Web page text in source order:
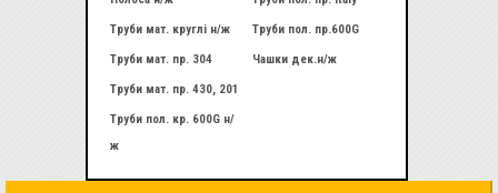
Труби мат. круглі н/ж
Труби мат. пр. 304
Труби мат. пр. 430, 201
Труби пол. кр. 600G н/
ж
Труби пол. пр.600G
Чашки дек.н/ж